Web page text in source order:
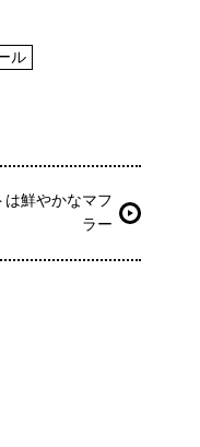
ル
鮮やかなマフ
ラー